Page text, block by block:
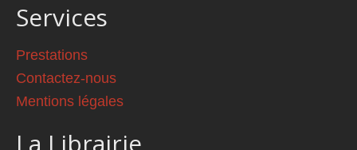
Services
Prestations
Contactez-nous
Mentions légales
La Librairie